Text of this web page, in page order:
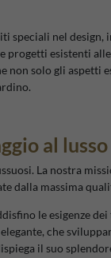
nel
esistenti
solo gli
al
La nostra
dalla massima
le esigenze
che
il suo